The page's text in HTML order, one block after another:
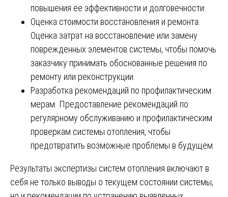
повышения ее эффективности и долговечности.
Оценка стоимости восстановления и ремонта.
Оценка затрат на восстановление или замену
поврежденных элементов системы, чтобы помочь
заказчику принимать обоснованные решения по
ремонту или реконструкции.
Разработка рекомендаций по профилактическим
мерам. Предоставление рекомендаций по
регулярному обслуживанию и профилактическим
проверкам системы отопления, чтобы
предотвратить возможные проблемы в будущем.
Результаты экспертизы систем отопления включают в
себя не только выводы о текущем состоянии системы,